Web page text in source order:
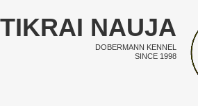
Skip to main content
TIKRAI NAUJA
DOBERMANN KENNEL
SINCE 1998